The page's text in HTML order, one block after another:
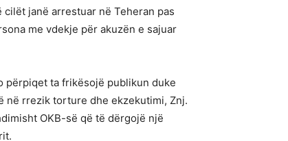
janë arrestuar në Teheran pas
me vdekje për akuzën e sajuar
përpiqet ta frikësojë publikun duke
në rrezik torture dhe ekzekutimi, Znj.
OKB-së që të dërgojë një